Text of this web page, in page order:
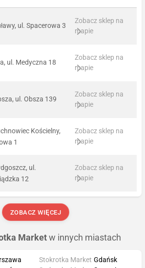
ul. Spacerowa 3
Zobacz sklep na
mapie
ul. Medyczna 18
Zobacz sklep na
mapie
ul. Obsza 139
Zobacz sklep na
mapie
Kościelny,
1
Zobacz sklep na
mapie
ul.
12
Zobacz sklep na
mapie
ZOBACZ WIĘCEJ
Market w innych miastach
Stokrotka Market Gdańsk